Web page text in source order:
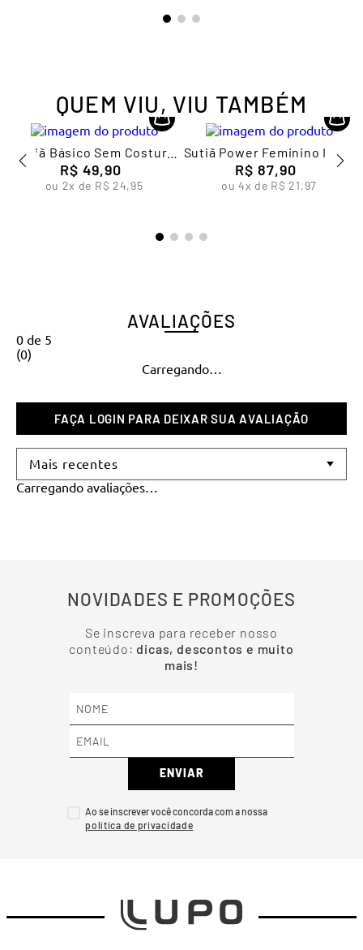
QUEM VIU, VIU TAMBÉM
Sutiã Básico Sem Costura
Feminino Lupo
R$ 49,90
ou 2x de R$ 24,95
Sutiã Power Feminino Lupo
R$ 87,90
ou4x de R$ 21,97
AVALIAÇÕES
0 de 5
(0)
Carregando…
Mais recentes
Carregando avaliações…
NOVIDADES E PROMOÇÕES
Se inscreva para receber nosso
conteúdo: dicas, descontos e muito
mais!
ENVIAR
Ao se inscrever você concorda com a nossa